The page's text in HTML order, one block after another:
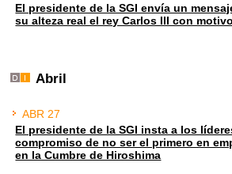
El presidente de la SGI envía un
su alteza real el rey Carlos III con
Abril
ABR 27
El presidente de la SGI insta a los
compromiso de no ser el primero en
en la Cumbre de Hiroshima